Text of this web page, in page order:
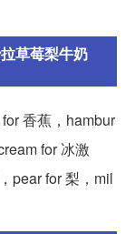
草莓梨牛奶
香蕉，hambur
for 冰激
pear for 梨，mil